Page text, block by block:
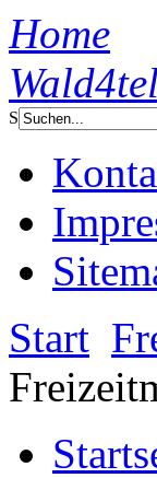
Home
Wald4tel
S
Start